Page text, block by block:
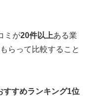
ミが20件以上ある業
らって比較すること
すすめランキング1位